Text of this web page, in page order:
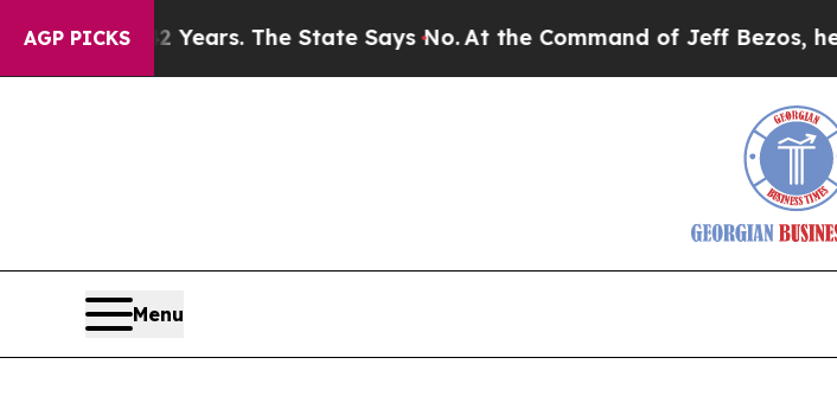
AGP PICKS
for 42 Years. The State Says No.At the Command of Jeff Bezos, he
Menu